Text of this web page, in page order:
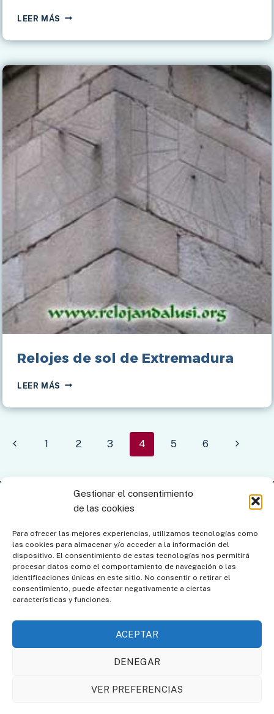
Gestionar el consentimiento
de las cookies
Para ofrecer las mejores experiencias, utilizamos tecnologías como
las cookies para almacenar y/o acceder a la información del
dispositivo. El consentimiento de estas tecnologías nos permitirá
procesar datos como el comportamiento de navegación o las
identificaciones únicas en este sitio. No consentir o retirar el
consentimiento, puede afectar negativamente a ciertas
características y funciones.
ACEPTAR
DENEGAR
VER PREFERENCIAS
LEER MÁS RELOJES
SOL
PAÍS
VASCO
Relojes de sol de Extremadura
LEER MÁS RELOJES
SOL
Navegación
Página
1 2 3 4 5 6
Aviso legal
Política de cookies Mapa del sitio
Política de cookies (UE)
los Relojes de Sol
Societat Catalana de